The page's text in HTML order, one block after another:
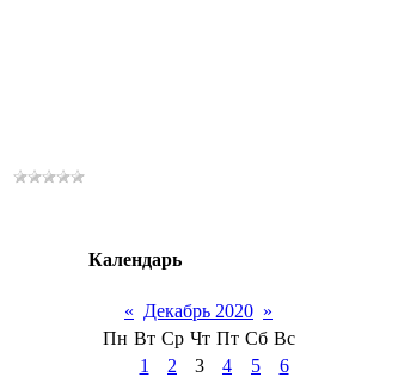
Календарь
« Декабрь 2020 »
Пн Вт Ср Чт Пт Сб Вс
1
2 3 4 5
6